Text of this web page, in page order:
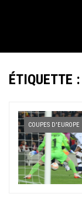
ÉTIQUETTE :
COUPES D'EUROPE